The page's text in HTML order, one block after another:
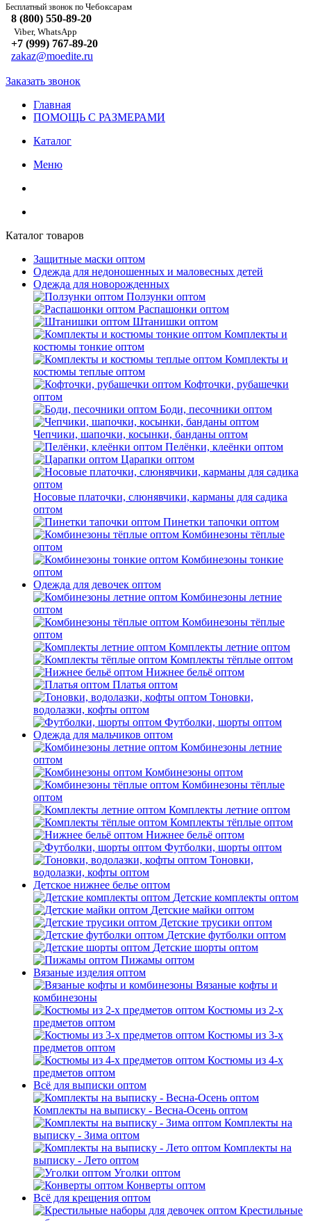
Бесплатный звонок по Чебоксарам
8 (800) 550-89-20
Viber, WhatsApp
+7 (999) 767-89-20
zakaz@moedite.ru
Заказать звонок
Главная
ПОМОЩЬ С РАЗМЕРАМИ
Каталог
Меню
Каталог товаров
Защитные маски оптом
Одежда для недоношенных и маловесных детей
Одежда для новорожденных
Ползунки оптом
Распашонки оптом
Штанишки оптом
Комплекты и
костюмы тонкие оптом
Комплекты и
костюмы теплые оптом
Кофточки, рубашечки
оптом
Боди, песочники оптом
Чепчики, шапочки, косынки, банданы оптом
Пелёнки, клеёнки оптом
Царапки оптом
Носовые платочки, слюнявчики, карманы для садика
оптом
Пинетки тапочки оптом
Комбинезоны тёплые
оптом
Комбинезоны тонкие
оптом
Одежда для девочек оптом
Комбинезоны летние
оптом
Комбинезоны тёплые
оптом
Комплекты летние оптом
Комплекты тёплые оптом
Нижнее бельё оптом
Платья оптом
Тоновки,
водолазки, кофты оптом
Футболки, шорты оптом
Одежда для мальчиков оптом
Комбинезоны летние
оптом
Комбинезоны оптом
Комбинезоны тёплые
оптом
Комплекты летние оптом
Комплекты тёплые оптом
Нижнее бельё оптом
Футболки, шорты оптом
Тоновки,
водолазки, кофты оптом
Детское нижнее белье оптом
Детские комплекты оптом
Детские майки оптом
Детские трусики оптом
Детские футболки оптом
Детские шорты оптом
Пижамы оптом
Вязаные изделия оптом
Вязаные кофты и
комбинезоны
Костюмы из 2-х
предметов оптом
Костюмы из 3-х
предметов оптом
Костюмы из 4-х
предметов оптом
Всё для выписки оптом
Комплекты на выписку - Весна-Осень оптом
Комплекты на
выписку - Зима оптом
Комплекты на
выписку - Лето оптом
Уголки оптом
Конверты оптом
Всё для крещения оптом
Крестильные